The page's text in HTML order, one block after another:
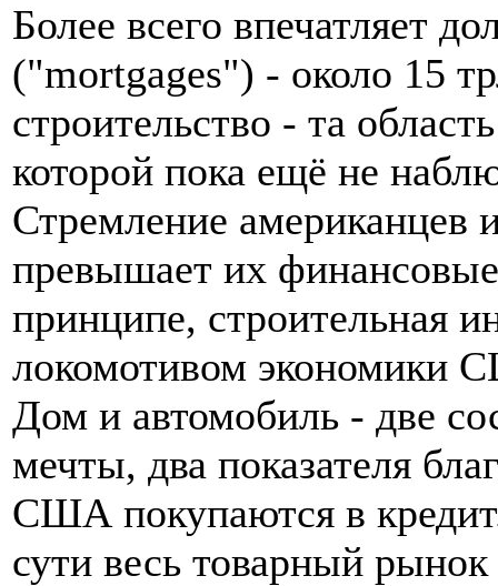
Более всего впечатляет
("mortgages") - около 15
строительство - та
которой пока ещё не
Стремление американцев
превышает их
принципе, строительная
локомотивом экономики
Дом и автомобиль - две
мечты, два показателя
США покупаются в
сути весь товарный